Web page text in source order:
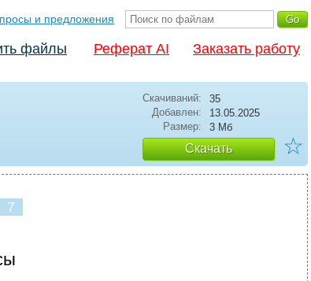
и предложения
файлы Реферат AI Заказать работу
Скачиваний:
35
Добавлен:
13.05.2025
Размер:
3 Мб
Скачать ☆
7